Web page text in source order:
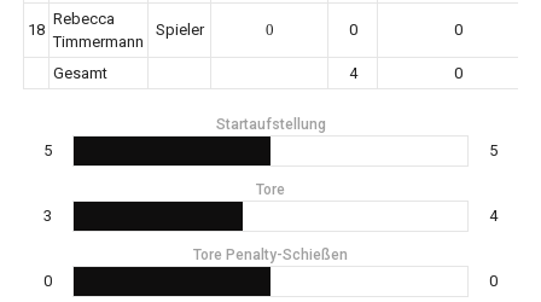
18
Rebecca
Timmermann
Spieler 0 0 0
Gesamt 4 0
Startaufstellung
5 5
Tore
3 4
Tore Penalty-Schießen
0 0